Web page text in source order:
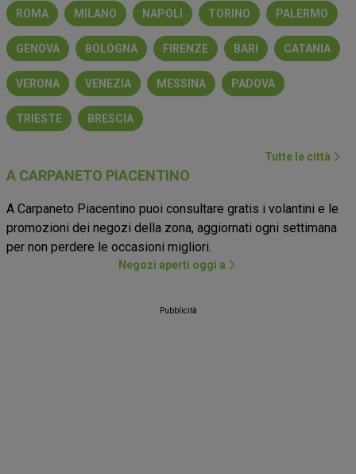
ROMA MILANO NAPOLI TORINO PALERMO
GENOVA BOLOGNA FIRENZE BARI CATANIA
VERONA VENEZIA MESSINA PADOVA
TRIESTE BRESCIA
Tutte le città
A CARPANETO PIACENTINO
A Carpaneto Piacentino puoi consultare gratis i volantini e le
promozioni dei negozi della zona, aggiornati ogni settimana
per non perdere le occasioni migliori.
Negozi aperti oggi a
Pubblicità